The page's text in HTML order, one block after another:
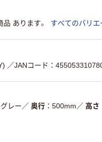
品 あります。
すべてのバリ
／JANコード：
グレー ／ 奥行 500mm ／ 高さ